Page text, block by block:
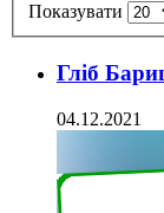
Показувати
Гліб
04.12.2021